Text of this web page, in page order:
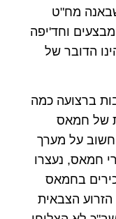
מח"ט
וחד'יפה
הדובר של
ברצועה כמה
של חמאס
על מערך
חמאס, נעצרו
בחמאס
הצבאית